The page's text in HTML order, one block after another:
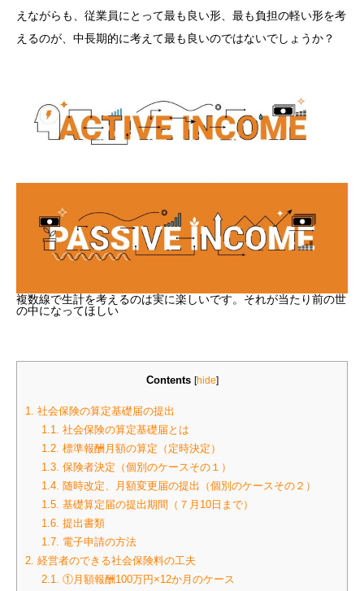
えながらも、従業員にとって最も良い形、最も負担の軽い形を考
えるのが、中長期的に考えて最も良いのではないでしょうか？
複数線で生計を考えるのは実に楽しいです。それが当たり前の世
の中になってほしい
Contents [hide]
1. 社会保険の算定基礎届の提出
1.1. 社会保険の算定基礎届とは
1.2. 標準報酬月額の算定（定時決定）
1.3. 保険者決定（個別のケースその１）
1.4. 随時改定、月額変更届の提出（個別のケースその２）
1.5. 基礎算定届の提出期間（７月10日まで）
1.6. 提出書類
1.7. 電子申請の方法
2. 経営者のできる社会保険料の工夫
2.1. ①月額報酬100万円×12か月のケース